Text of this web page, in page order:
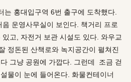
는 홍대입구역 6번 출구에 도착했다.
운영사무실이 보인다. 책거리 프로
고, 자전거 보관 시설도 있다. 와우교
정돈된 산책로와 녹지공간이 펼쳐진
그냥 공원에 가깝다. 그런데 조금 걷
물이 눈에 들어온다. 화물컨테이너